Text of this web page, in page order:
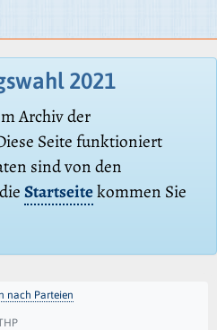
2021
Archiv der
Seite funktioniert
sind von den
Startseitekommen Sie
nach Parteien